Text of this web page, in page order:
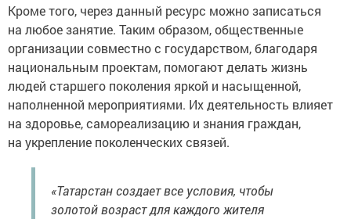
Кроме того, через данный ресурс можно записаться
на любое занятие. Таким образом, общественные
организации совместно с государством, благодаря
национальным проектам, помогают делать жизнь
людей старшего поколения яркой и насыщенной,
наполненной мероприятиями. Их деятельность влияет
на здоровье, самореализацию и знания граждан,
на укрепление поколенческих связей.
«Татарстан создает все условия, чтобы
золотой возраст для каждого жителя